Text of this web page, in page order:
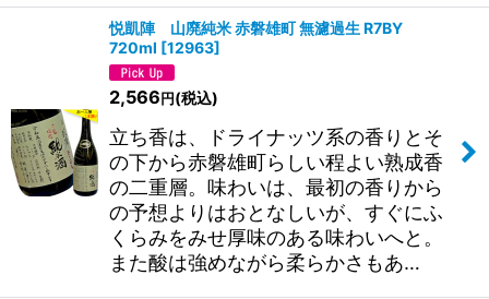
悦凱陣 山廃純米 赤磐雄町 無濾過生 R7BY
720ml [12963]
2,566 円 (税込)
立ち香は、ドライナッツ系の香りとそ
の下から赤磐雄町らしい程よい熟成香
の二重層。味わいは、最初の香りから
の予想よりはおとなしいが、すぐにふ
くらみをみせ厚味のある味わいへと。
また酸は強めながら柔らかさもあ…